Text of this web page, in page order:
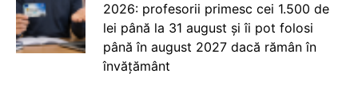
2026: profesorii primesc cei 1.500 de
lei până la 31 august și îi pot folosi
până în august 2027 dacă rămân în
învățământ